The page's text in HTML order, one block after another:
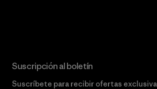
Suscripción al boletín
Suscríbete para recibir ofertas